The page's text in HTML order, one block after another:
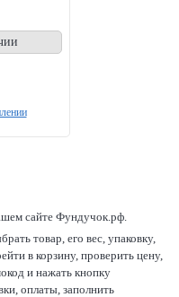
сайте Фундучок.рф.
товар, его вес, упаковку,
в корзину, проверить цену,
и нажать кнопку
оплаты, заполнить